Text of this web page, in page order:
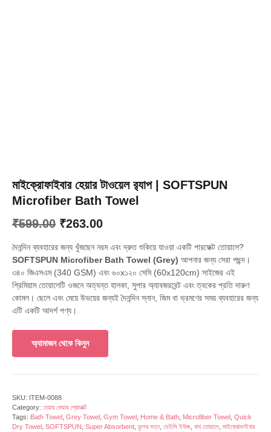
মাইক্রোফাইবার হেয়ার টাওয়েল র‍্যাপ | SOFTSPUN
Microfiber Bath Towel
₹599.00 Original
price
was:
₹599.00.
₹263.00Current
is:
₹263.00.
দৈনন্দিন ব্যবহারের জন্য খুঁজছেন নরম এবং দ্রুত শুকিয়ে যাওয়া একটি পারফেক্ট তোয়ালে?
SOFTSPUN Microfiber Bath Towel (Grey) আপনার জন্য সেরা পছন্দ।
৩৪০ জিএসএম (340 GSM) এবং ৬০x১২০ সেমি (60x120cm) সাইজের এই
প্রিমিয়াম তোয়ালেটি ওজনে অত্যন্ত হালকা, সুপার অ্যাবজরবেন্ট এবং ত্বকের প্রতি দারুণ
কোমল। ছেলে এবং মেয়ে উভয়ের জন্যই দৈনন্দিন স্নান, জিম বা ভ্রমণের সময় ব্যবহারের জন্য
এটি একটি আদর্শ পণ্য।
অ্যামাজন থেকে কিনুন
SKU: ITEM-0088
Category: হেয়ার কেয়ার প্রোডাক্ট
Tags: Bath Towel Grey Towel Gym Towel Home & Bath Microfiber Towel Quick
Dry Towel SOFTSPUN Super Absorbent চুলের যত্ন ডেইলি ইউজ বাথ তোয়ালে মাইক্রোফাইবার